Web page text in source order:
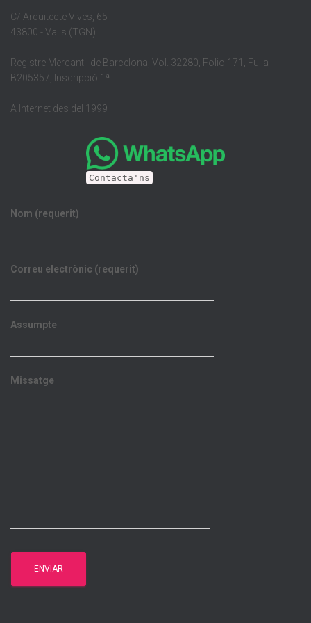
C/ Arquitecte Vives, 65
43800 - Valls (TGN)
Registre Mercantil de Barcelona, Vol. 32280, Folio 171, Fulla
B205357, Inscripció 1ª
A Internet des del 1999
Contacta'ns
Nom (requerit)
Correu electrònic (requerit)
Assumpte
Missatge